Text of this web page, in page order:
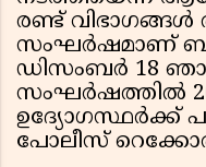
രണ്ട് വിഭാഗങ്ങൾ
സംഘർഷമാണ്
ഡിസംബർ 18
സംഘർഷത്തിൽ
ഉദ്യോഗസ്ഥർക്ക്
പോലീസ്